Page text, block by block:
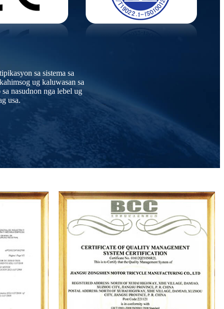
sa sistema sa
ug kaluwasan sa
nasudnon nga lebel ug
usa.